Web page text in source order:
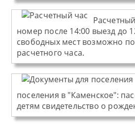
номер после 14:00 выезд до
свободных мест возможно
расчетного часа.
поселения в "Каменское":
детям свидетельство о